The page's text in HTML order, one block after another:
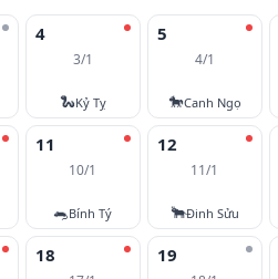
4
3/1
🐍Kỷ Tỵ
5
4/1
🐎Canh Ngọ
11
10/1
🐀Bính Tý
12
11/1
🐂Đinh Sửu
18 19